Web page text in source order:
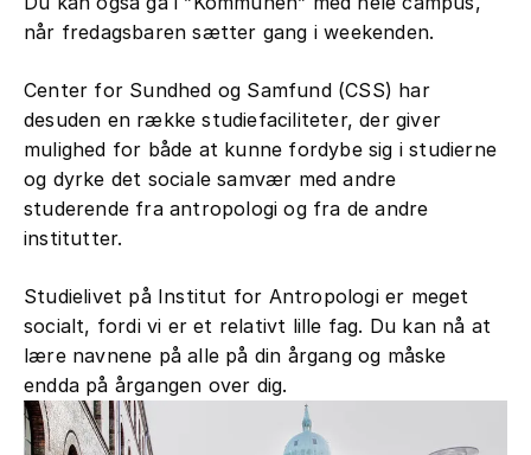
når fredagsbaren sætter gang i weekenden.
Center for Sundhed og Samfund (CSS) har
desuden en række studiefaciliteter, der giver
mulighed for både at kunne fordybe sig i studierne
og dyrke det sociale samvær med andre
studerende fra antropologi og fra de andre
institutter.
Studielivet på Institut for Antropologi er meget
socialt, fordi vi er et relativt lille fag. Du kan nå at
lære navnene på alle på din årgang og måske
endda på årgangen over dig.